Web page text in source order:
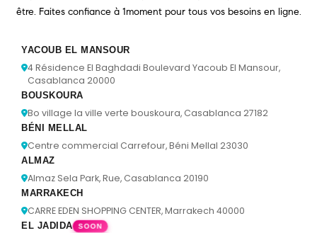
être. Faites confiance à 1moment pour tous vos besoins en ligne.
YACOUB EL MANSOUR
4 Résidence El Baghdadi Boulevard Yacoub El Mansour,
Casablanca 20000
BOUSKOURA
Bo village la ville verte bouskoura, Casablanca 27182
BÉNI MELLAL
Centre commercial Carrefour, Béni Mellal 23030
ALMAZ
Almaz Sela Park, Rue, Casablanca 20190
MARRAKECH
CARRE EDEN SHOPPING CENTER, Marrakech 40000
EL JADIDA SOON